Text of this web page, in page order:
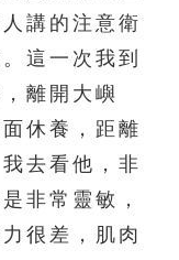
講的注意衛
這一次我到
離開大嶼
休養，距離
去看他，非
非常靈敏，
很差，肌肉